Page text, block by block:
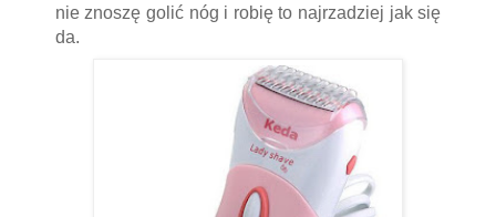
nie znoszę golić nóg i robię to najrzadziej jak się
da.